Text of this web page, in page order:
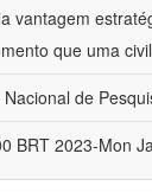
vantagem
que uma
de
BRT 2023-Mon